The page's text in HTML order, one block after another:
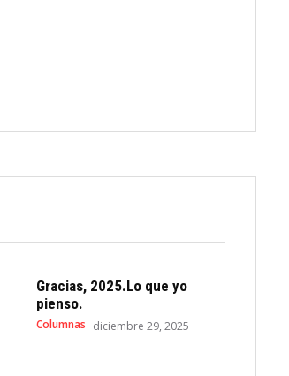
Gracias, 2025.Lo que yo
pienso.
Columnas diciembre 29, 2025